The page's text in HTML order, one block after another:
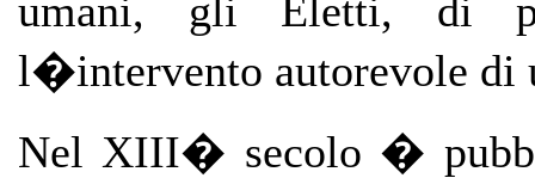
umani, gli Eletti, di
l�intervento autorevole
Nel XIII� secolo �